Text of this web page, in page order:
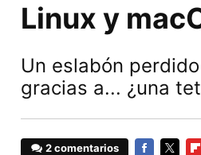
Linux y
Un eslabón
gracias a... ¿una
2 comentarios